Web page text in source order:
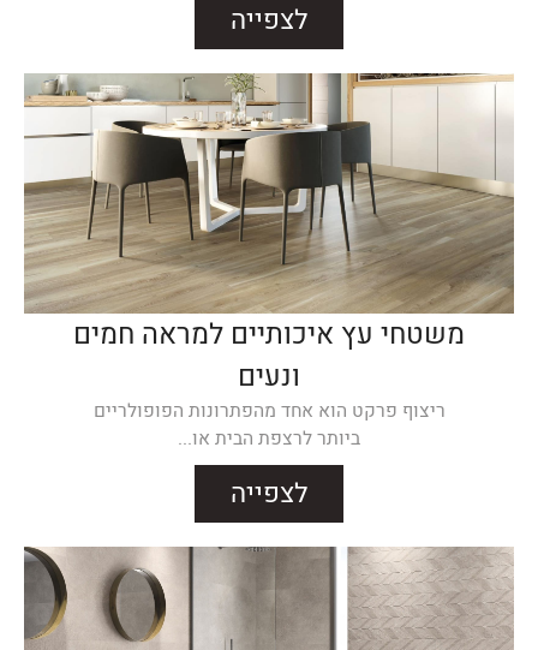
לצפייה
משטחי עץ איכותיים למראה חמים
ונעים
ריצוף פרקט הוא אחד מהפתרונות הפופולריים
ביותר לרצפת הבית או...
לצפייה